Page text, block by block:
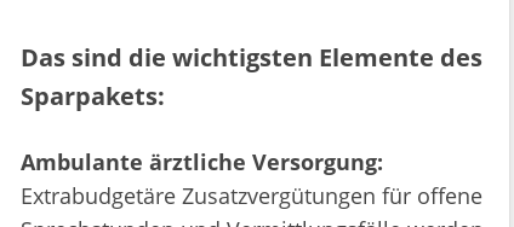
Das sind die wichtigsten Elemente des
Sparpakets:
Ambulante ärztliche Versorgung:
Extrabudgetäre Zusatzvergütungen für offene